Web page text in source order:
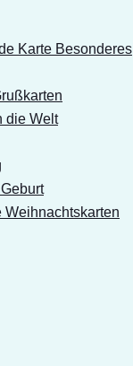
Karte Besonderes
die Welt
Weihnachtskarten